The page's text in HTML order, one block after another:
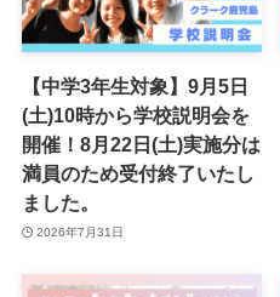
【中学3年生対象】9月5日
(土)10時から学校説明会を
開催！8月22日(土)実施分は
満員のため受付終了いたし
ました。
2026年7月31日